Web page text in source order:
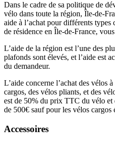
Dans le cadre de sa politique de
vélo dans toute la région, Île-de-
aide à l’achat pour différents
de résidence en Île-de-France,
L’aide de la région est l’une des
plafonds sont élevés, et l’aide est
du demandeur.
L’aide concerne l’achat des vélos
cargos, des vélos pliants, et des
est de 50% du prix TTC du vélo et
de 500€ sauf pour les vélos cargos
Accessoires